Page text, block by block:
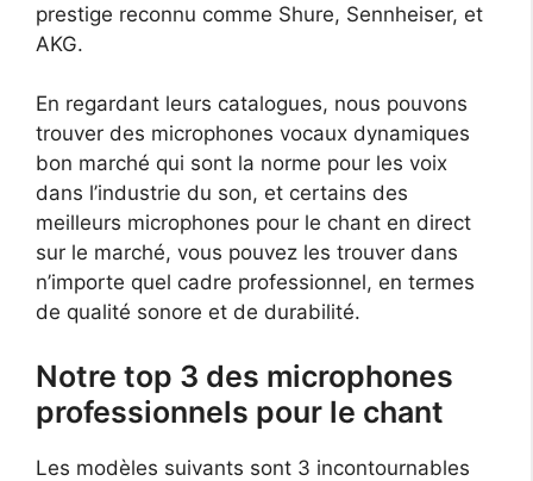
prestige reconnu comme Shure, Sennheiser, et
AKG.
En regardant leurs catalogues, nous pouvons
trouver des microphones vocaux dynamiques
bon marché qui sont la norme pour les voix
dans l’industrie du son, et certains des
meilleurs microphones pour le chant en direct
sur le marché, vous pouvez les trouver dans
n’importe quel cadre professionnel, en termes
de qualité sonore et de durabilité.
Notre top 3 des microphones
professionnels pour le chant
Les modèles suivants sont 3 incontournables